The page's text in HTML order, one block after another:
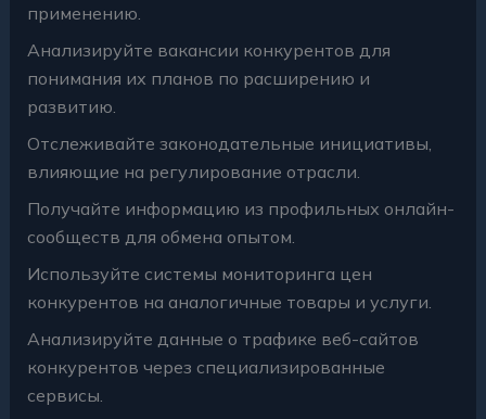
применению.
Анализируйте вакансии конкурентов для
понимания их планов по расширению и
развитию.
Отслеживайте законодательные инициативы,
влияющие на регулирование отрасли.
Получайте информацию из профильных онлайн-
сообществ для обмена опытом.
Используйте системы мониторинга цен
конкурентов на аналогичные товары и услуги.
Анализируйте данные о трафике веб-сайтов
конкурентов через специализированные
сервисы.